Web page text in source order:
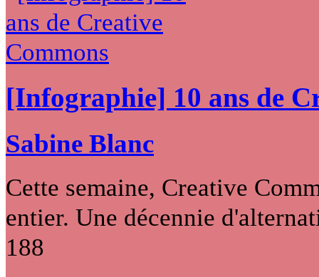
[Infographie] 10 ans de
Sabine Blanc
Cette semaine, Creative
entier. Une décennie
188